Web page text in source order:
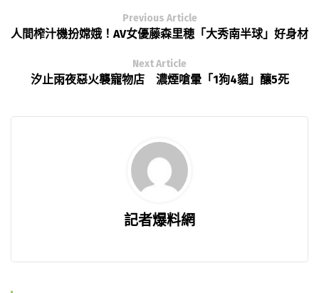
Previous Article
人間榨汁機扮嫦娥！AV女優藤森里穂「大秀南半球」好身材
Next Article
汐止雨夜惡火襲寵物店 濃煙嗆暈「1狗4貓」釀5死
記者爆料網